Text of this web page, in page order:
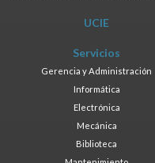
UCIE
Servicios
Gerencia y Administración
Informática
Electrónica
Mecánica
Biblioteca